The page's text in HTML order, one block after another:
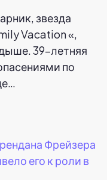
звезда
Vacation «,
39-летняя
по